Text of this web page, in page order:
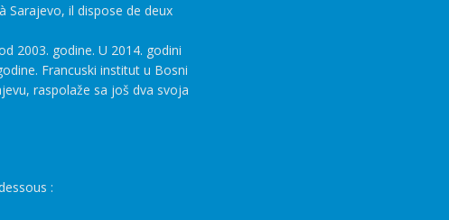
Sarajevo, il dispose de deux
2003. godine. U 2014. godini
Francuski institut u Bosni
raspolaže sa još dva svoja
: